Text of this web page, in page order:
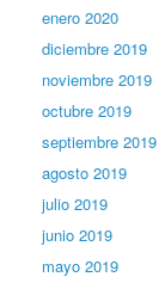
enero 2020
diciembre 2019
noviembre 2019
octubre 2019
septiembre 2019
agosto 2019
julio 2019
junio 2019
mayo 2019